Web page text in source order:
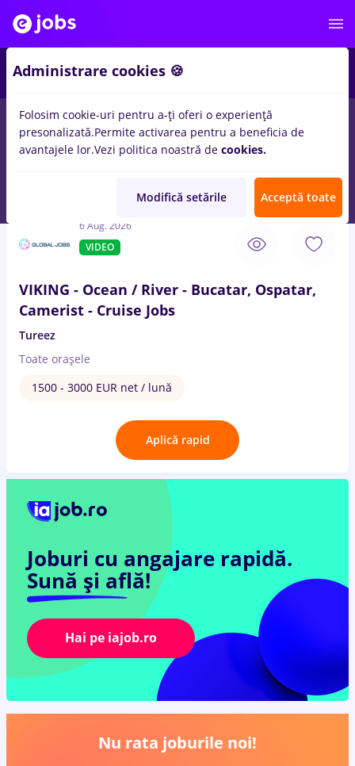
Full time Part time Fără experiență Entry-Level
6 Aug. 2026
VIDEO
VIKING - Ocean / River - Bucatar, Ospatar,
Camerist - Cruise Jobs
Tureez
Toate oraşele
1500 - 3000 EUR net / lună
Aplică rapid
Joburi cu angajare rapidă.
Sună și află!
Hai pe iajob.ro
Nu rata joburile noi!
Administrare cookies 🍪
Folosim cookie-uri pentru a-ți oferi o experiență
presonalizată.Permite activarea pentru a beneficia de
avantajele lor.Vezi politica noastră de cookies.
Modifică setările Acceptă toate